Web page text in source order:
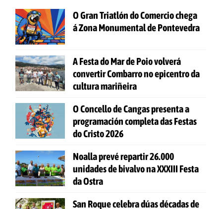
O Gran Triatlón do Comercio chega
á Zona Monumental de Pontevedra
A Festa do Mar de Poio volverá
convertir Combarro no epicentro da
cultura mariñeira
O Concello de Cangas presenta a
programación completa das Festas
do Cristo 2026
Noalla prevé repartir 26.000
unidades de bivalvo na XXXIII Festa
da Ostra
San Roque celebra dúas décadas de